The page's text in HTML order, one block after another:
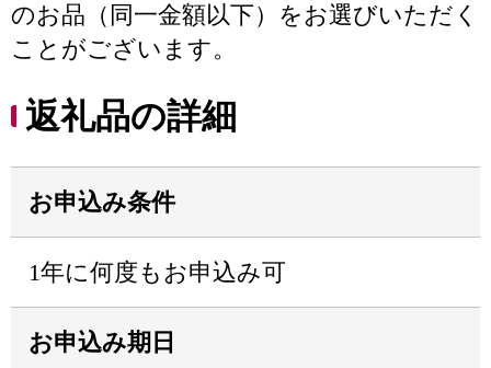
のお品（同一金額以下）をお選びいただく
ことがございます。
返礼品の詳細
お申込み条件
1年に何度もお申込み可
お申込み期日